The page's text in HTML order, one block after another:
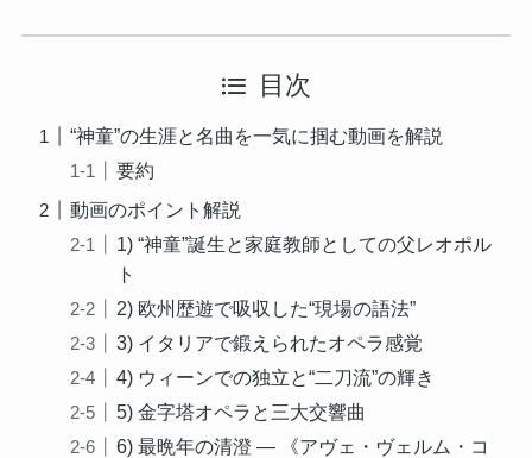
目次
“神童”の生涯と名曲を一気に掴む動画を解説
要約
動画のポイント解説
1) “神童”誕生と家庭教師としての父レオポル
ト
2) 欧州歴遊で吸収した“現場の語法”
3) イタリアで鍛えられたオペラ感覚
4) ウィーンでの独立と“二刀流”の輝き
5) 金字塔オペラと三大交響曲
6) 最晩年の清澄 — 《アヴェ・ヴェルム・コ